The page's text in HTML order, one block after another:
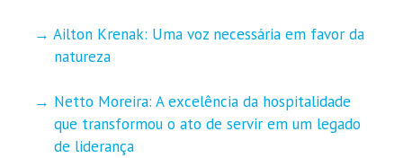
Ailton Krenak: Uma voz necessária em favor da
natureza
Netto Moreira: A excelência da hospitalidade
que transformou o ato de servir em um legado
de liderança